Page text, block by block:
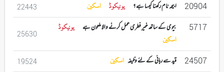
20904 ابیحہ نام رکھنا کیسا ہے ؟ یونیکوڈ اسکین 22443
5717 بیوی کے ساتھ غیر فطری عمل کرنے والا ملعون ہے
یونیکوڈ
اسکین
25630
24507 قید سے رہائی کے لئے وظیفہ اسکین 19524